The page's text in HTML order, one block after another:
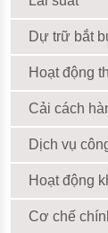
Dự trữ bắt
Hoạt động
Cải cách
Dịch vụ
Hoạt động
Cơ chế